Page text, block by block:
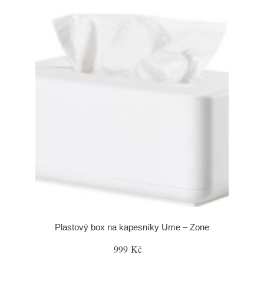
Plastový box na kapesníky Ume – Zone
999 Kč